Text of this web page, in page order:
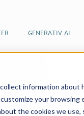
information
your browsing
the cookies we use,
GENERATIV AI